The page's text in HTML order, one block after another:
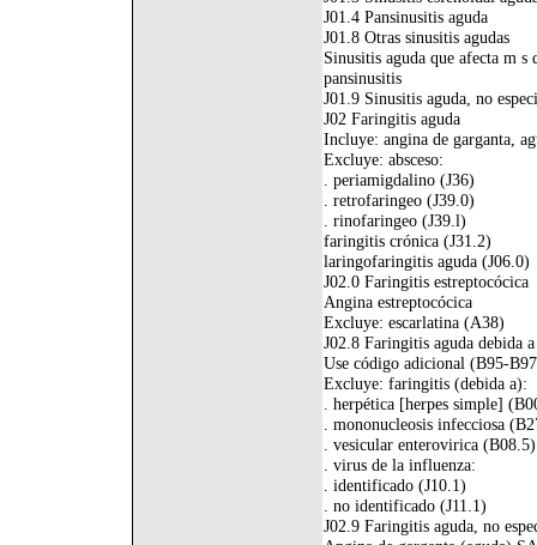
J01.4 Pansinusitis aguda
J01.8 Otras sinusitis agudas
Sinusitis aguda que afecta m s
pansinusitis
J01.9 Sinusitis aguda, no
J02 Faringitis aguda
Incluye: angina de garganta,
Excluye: absceso:
. periamigdalino (J36)
. retrofaringeo (J39.0)
. rinofaringeo (J39.l)
faringitis crónica (J31.2)
laringofaringitis aguda (J06.0)
J02.0 Faringitis estreptocócica
Angina estreptocócica
Excluye: escarlatina (A38)
J02.8 Faringitis aguda debida
Use código adicional (B95-
Excluye: faringitis (debida a):
. herpética [herpes simple]
. mononucleosis infecciosa
. vesicular enterovirica (B08.5)
. virus de la influenza:
. identificado (J10.1)
. no identificado (J11.1)
J02.9 Faringitis aguda, no